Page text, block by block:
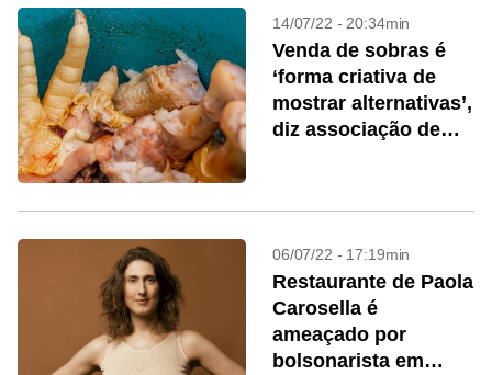
14/07/22 - 20:34min
Venda de sobras é
‘forma criativa de
mostrar alternativas’,
diz associação de
06/07/22 - 17:19min
Restaurante de Paola
Carosella é
ameaçado por
bolsonarista em